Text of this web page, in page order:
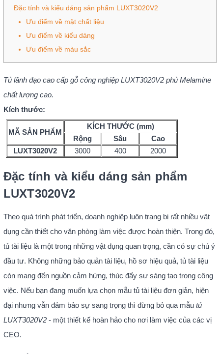
Đặc tính và kiểu dáng sản phẩm LUXT3020V2
Ưu điểm về mặt chất liệu
Ưu điểm về kiểu dáng
Ưu điểm về màu sắc
Tủ lãnh đạo cao cấp gỗ công nghiệp LUXT3020V2 phủ Melamine
chất lượng cao.
Kích thước:
MÃ SẢN PHẨM
KÍCH THƯỚC (mm)
Rộng
Sâu
Cao
LUXT3020V2
3000 400 2000
Đặc tính và kiểu dáng sản phẩm
LUXT3020V2
Theo quá trình phát triển, doanh nghiệp luôn trang bị rất nhiều vật
dụng cần thiết cho văn phòng làm việc được hoàn thiện. Trong đó,
tủ tài liệu là một trong những vật dụng quan trọng, cần có sự chú ý
đầu tư. Không những bảo quản tài liệu, hồ sơ hiệu quả, tủ tài liệu
còn mang đến nguồn cảm hứng, thúc đẩy sự sáng tạo trong công
việc. Nếu bạn đang muốn lựa chọn mẫu tủ tài liệu đơn giản, hiện
đại nhưng vẫn đảm bảo sự sang trọng thì đừng bỏ qua mẫu tủ
LUXT3020V2- một thiết kế hoàn hảo cho nơi làm việc của các vị
CEO.